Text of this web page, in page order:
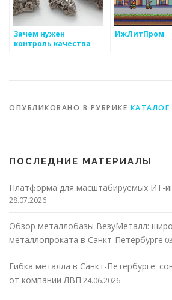
Зачем нужен
контроль качества
ИжЛитПром
ОПУБЛИКОВАНО В РУБРИКЕ
ПОСЛЕДНИЕ МАТЕРИАЛЫ
Платформа для масштабируемых ИТ-
28.07.2026
Обзор металлобазы ВезуМеталл:
металлопроката в Санкт-Петербурге
Гибка металла в Санкт-Петербурге:
от компании ЛВП 24.06.2026